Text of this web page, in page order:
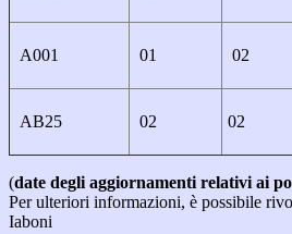
A001 01 02
AB25 02 02
(date degli aggiornamenti relativi ai
Per ulteriori informazioni, è possibile
Iaboni